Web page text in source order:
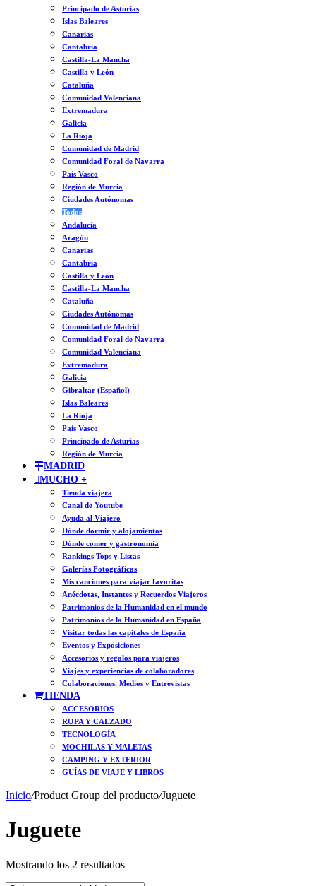
Principado de Asturias
Islas Baleares
Canarias
Cantabria
Castilla-La Mancha
Castilla y León
Cataluña
Comunidad Valenciana
Extremadura
Galicia
La Rioja
Comunidad de Madrid
Comunidad Foral de Navarra
País Vasco
Región de Murcia
Ciudades Autónomas
Todos
Andalucía
Aragón
Canarias
Cantabria
Castilla y León
Castilla-La Mancha
Cataluña
Ciudades Autónomas
Comunidad de Madrid
Comunidad Foral de Navarra
Comunidad Valenciana
Extremadura
Galicia
Gibraltar (Español)
Islas Baleares
La Rioja
País Vasco
Principado de Asturias
Región de Murcia
MADRID
MUCHO +
Tienda viajera
Canal de Youtube
Ayuda al Viajero
Dónde dormir y alojamientos
Dónde comer y gastronomía
Rankings Tops y Listas
Galerías Fotográficas
Mis canciones para viajar favoritas
Anécdotas, Instantes y Recuerdos Viajeros
Patrimonios de la Humanidad en el mundo
Patrimonios de la Humanidad en España
Visitar todas las capitales de España
Eventos y Exposiciones
Accesorios y regalos para viajeros
Viajes y experiencias de colaboradores
Colaboraciones, Medios y Entrevistas
TIENDA
ACCESORIOS
ROPA Y CALZADO
TECNOLOGÍA
MOCHILAS Y MALETAS
CAMPING Y EXTERIOR
GUÍAS DE VIAJE Y LIBROS
Inicio/Product Group del producto/Juguete
Juguete
Mostrando los 2 resultadosOrdenado